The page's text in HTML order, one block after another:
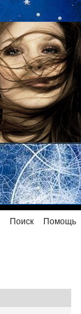
Помощь
Поиск